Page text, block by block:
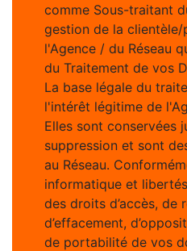
comme Sous-traitant
gestion de la
l'Agence / du Réseau
du Traitement de vos
La base légale du
l'intérêt légitime de
Elles sont conservées
suppression et sont
au Réseau.
informatique et
des droits d’accès, de
d’effacement,
de portabilité de vos